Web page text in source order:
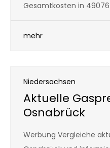
Gesamtkosten in 49076
mehr
Niedersachsen
Aktuelle
Osnabrück
Werbung Vergleiche